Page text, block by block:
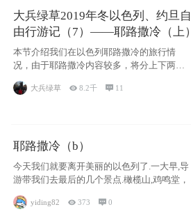
大兵绿草2019年冬以色列、约旦自
由行游记（7）——耶路撒冷（上）
本节介绍我们在以色列耶路撒冷的旅行情
况，由于耶路撒冷内容较多，将分上下两节
大兵绿草 8.2千  11
耶路撒冷（b）
今天我们就要离开美丽的以色列了.一大早,导
游带我们去最后的几个景点.橄榄山,鸡鸣堂，
yiding82 373 0